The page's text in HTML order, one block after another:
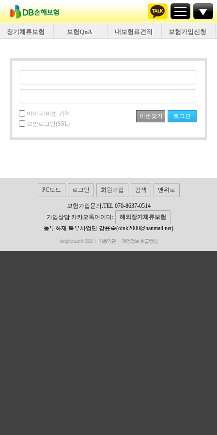
장기체류보험 보험QnA 내보험료견적 보험가입신청
아이디/비번 기억
보안로그인(SSL)
PC모드 로그인 회원가입 검색 맨위로
보험가입문의:TEL 070-8637-0514
가입상담 카카오톡아이디:
해외장기체류보험
동부화재 북부사업단 강윤숙(oink2000@hanmail.net)
dongbuins.kr © 2026 이용약관 개인정보 취급방침